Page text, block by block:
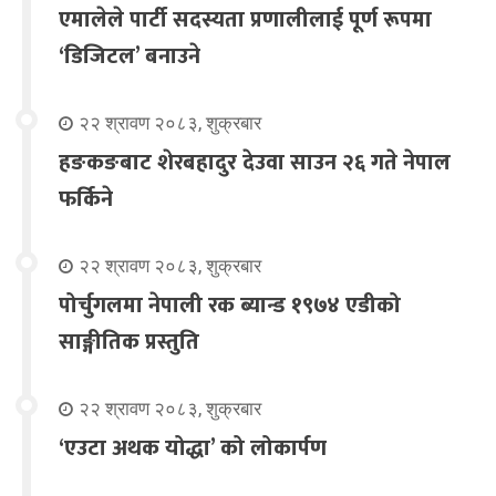
एमालेले पार्टी सदस्यता प्रणालीलाई पूर्ण रूपमा
‘डिजिटल’ बनाउने
२२ श्रावण २०८३, शुक्रबार
हङकङबाट शेरबहादुर देउवा साउन २६ गते नेपाल
फर्किने
२२ श्रावण २०८३, शुक्रबार
पोर्चुगलमा नेपाली रक ब्यान्ड १९७४ एडीको
साङ्गीतिक प्रस्तुति
२२ श्रावण २०८३, शुक्रबार
‘एउटा अथक योद्धा’ को लोकार्पण